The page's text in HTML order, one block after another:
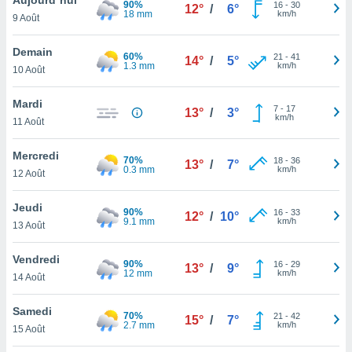
et
»,
au
vous
qu'ils
ou
le
ainsi
un
la
du
9 Août
90%
18 mm
12° / 6° 16- 30
km/h
Demain
10 Août
60%
1.3 mm
14° / 5° 21 - 41
km/h
Mardi
11 Août
13° / 3° 7- 17
km/h
Mercredi
12 Août
70%
0.3 mm
13° / 7° 18- 36
km/h
Jeudi
13 Août
90%
9.1 mm
12° / 10° 16- 33
km/h
Vendredi
14 Août
90%
12 mm
13° / 9° 16- 29
km/h
Samedi
15 Août
70%
2.7 mm
15° / 7° 21 - 42
km/h